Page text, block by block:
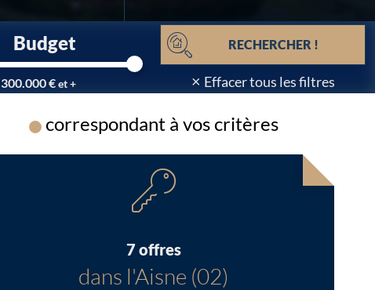
Budget
300.000 €et +
RECHERCHER !
× Effacer tous les filtres
Chargement...
correspondant à vos critères
7 offres
dans l'Aisne (02)